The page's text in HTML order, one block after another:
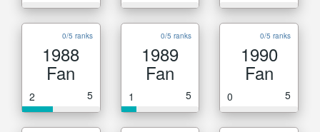
0/5 ranks
1988
Fan
2 5
0/5 ranks
1989
Fan
1 5
0/5 ranks
1990
Fan
0 5